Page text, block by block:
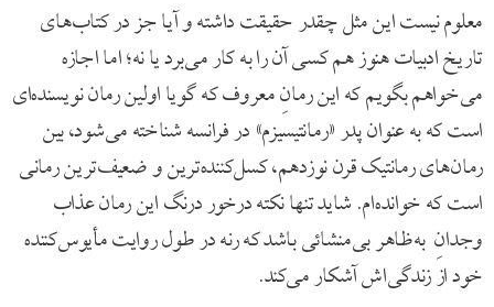
معلوم نیست این مثل چقدر حقیقت داشته و آیا جز در کتاب‌های
تاریخ ادبیات هنوز هم کسی آن را به کار می‌برد یا نه؛ اما اجازه
می‌خواهم بگویم که این رمانِ معروف که گویا اولین رمان نویسنده‌ای
است که به عنوان پدر «رمانتیسیزم» در فرانسه شناخته می‌شود، بین
رمان‌های رمانتیک قرن نوزدهم، کسل‌کننده‌ترین و ضعیف‌ترین رمانی
است که خوانده‌ام. شاید تنها نکته درخور درنگ این رمان عذاب
وجدانِ به‌ظاهر بی‌منشائی باشد که رنه در طول روایت مأیوس‌کننده
خود از زندگی‌اش آشکار می‌کند.